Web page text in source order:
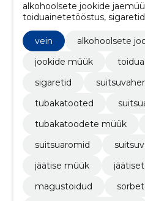
alkohoolsete jookide
toiduainetetööstus,
tubakatooted,
suitsutooted, suitsuaromid
vein
alkohoolsete
jookide müük
sigaretid
tubakatooted
tubakatoodete müük
suitsuaromid
jäätise müük
magustoidud